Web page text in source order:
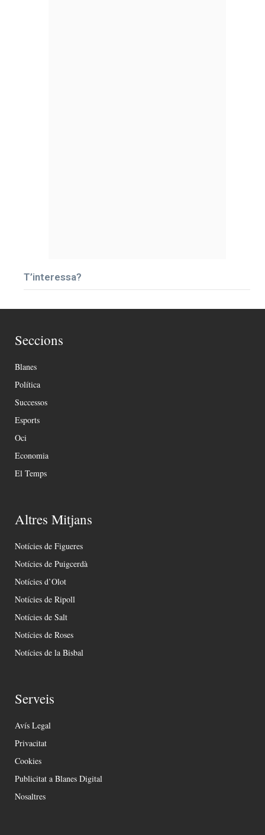
T’interessa?
Seccions
Blanes
Política
Successos
Esports
Oci
Economia
El Temps
Altres Mitjans
Notícies de Figueres
Notícies de Puigcerdà
Notícies d’Olot
Notícies de Ripoll
Notícies de Salt
Notícies de Roses
Notícies de la Bisbal
Serveis
Avís Legal
Privacitat
Cookies
Publicitat a Blanes Digital
Nosaltres